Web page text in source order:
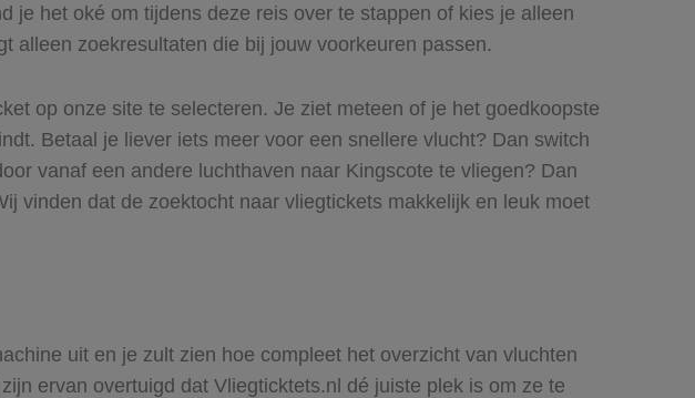
je het oké om tijdens deze reis over te stappen of kies je alleen
alleen zoekresultaten die bij jouw voorkeuren passen.
op onze site te selecteren. Je ziet meteen of je het goedkoopste
Betaal je liever iets meer voor een snellere vlucht? Dan switch
vanaf een andere luchthaven naar Kingscote te vliegen? Dan
vinden dat de zoektocht naar vliegtickets makkelijk en leuk moet
uit en je zult zien hoe compleet het overzicht van vluchten
ervan overtuigd dat Vliegticktets.nl dé juiste plek is om ze te